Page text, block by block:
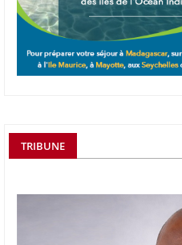
TRIBUNE